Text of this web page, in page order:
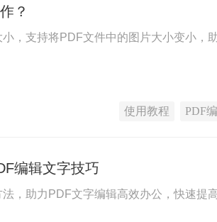
？
，支持将PDF文件中的图片大小变小，
使用教程 PDF
编辑文字技巧
，助力PDF文字编辑高效办公，快速提